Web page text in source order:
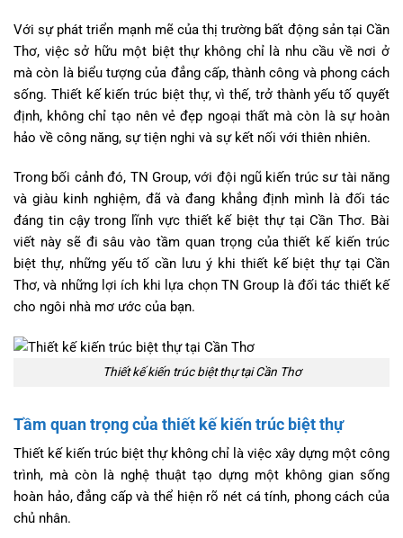
Với sự phát triển mạnh mẽ của thị trường bất động sản tại Cần
Thơ, việc sở hữu một biệt thự không chỉ là nhu cầu về nơi ở
mà còn là biểu tượng của đẳng cấp, thành công và phong cách
sống. Thiết kế kiến trúc biệt thự, vì thế, trở thành yếu tố quyết
định, không chỉ tạo nên vẻ đẹp ngoại thất mà còn là sự hoàn
hảo về công năng, sự tiện nghi và sự kết nối với thiên nhiên.
Trong bối cảnh đó, TN Group, với đội ngũ kiến trúc sư tài năng
và giàu kinh nghiệm, đã và đang khẳng định mình là đối tác
đáng tin cậy trong lĩnh vực thiết kế biệt thự tại Cần Thơ. Bài
viết này sẽ đi sâu vào tầm quan trọng của thiết kế kiến trúc
biệt thự, những yếu tố cần lưu ý khi thiết kế biệt thự tại Cần
Thơ, và những lợi ích khi lựa chọn TN Group là đối tác thiết kế
cho ngôi nhà mơ ước của bạn.
Thiết kế kiến trúc biệt thự tại Cần Thơ
Tầm quan trọng của thiết kế kiến trúc biệt thự
Thiết kế kiến trúc biệt thự không chỉ là việc xây dựng một công
trình, mà còn là nghệ thuật tạo dựng một không gian sống
hoàn hảo, đẳng cấp và thể hiện rõ nét cá tính, phong cách của
chủ nhân.